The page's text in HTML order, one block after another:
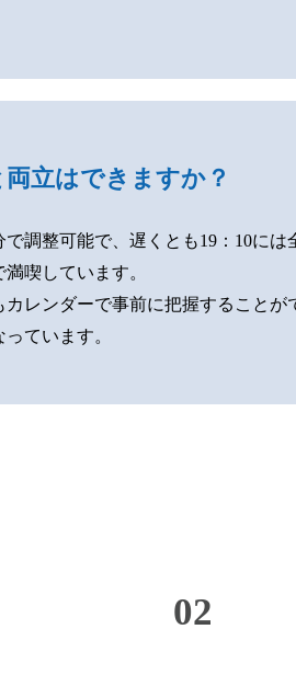
立はできますか？
調整可能で、遅くとも19：10に
喫しています。
レンダーで事前に把握すること
ています。
02